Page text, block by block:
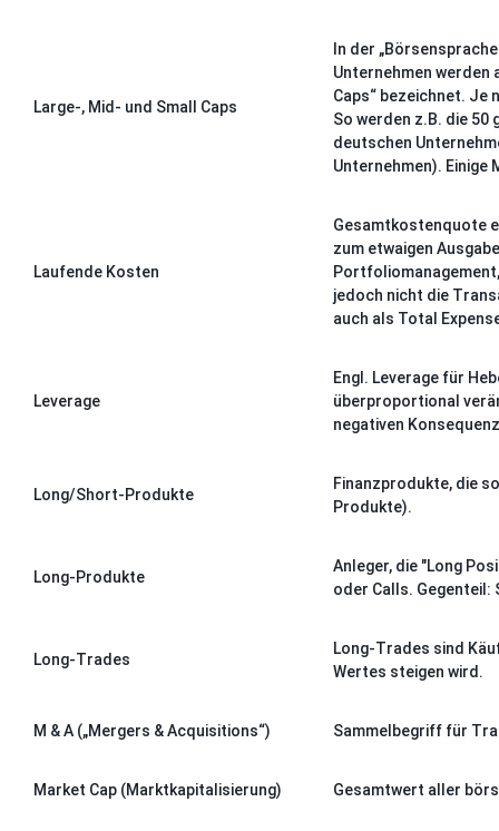
Large-, Mid- und Small Caps
In der
Unternehmen werden
Caps“ bezeichnet. Je
So werden z.B. die 50
deutschen
Unternehmen). Einige
Laufende Kosten
Gesamtkostenquote
zum etwaigen
jedoch nicht die
auch als Total
Leverage
Engl. Leverage für
überproportional
negativen
Long/Short-Produkte
Finanzprodukte, die
Produkte).
Long-Produkte
Anleger, die "Long
oder Calls. Gegenteil:
Long-Trades
Long-Trades sind
Wertes steigen wird.
M & A („Mergers & Acquisitions“) Sammelbegriff für
Market Cap (Marktkapitalisierung) Gesamtwert aller